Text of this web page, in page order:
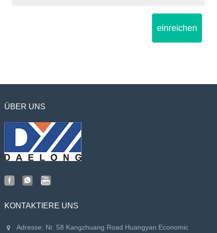
einreichen
ÜBER UNS
KONTAKTIERE UNS
Adresse: Nr. 58 Kangzhuang Road Huangyan Economic